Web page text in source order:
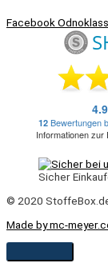
Facebook
Sicher
© 2020
Made by mc-